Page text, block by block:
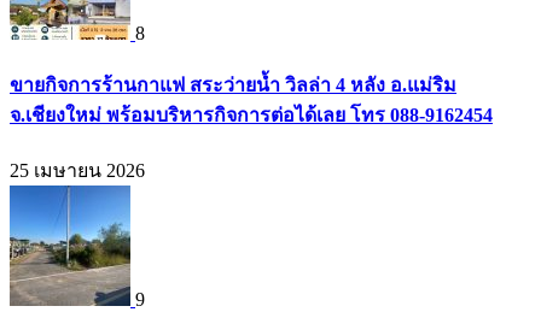
8
ขายกิจการร้านกาแฟ สระว่ายน้ำ วิลล่า 4 หลัง อ.แม่ริม
จ.เชียงใหม่ พร้อมบริหารกิจการต่อได้เลย โทร 088-9162454
25 เมษายน 2026
9